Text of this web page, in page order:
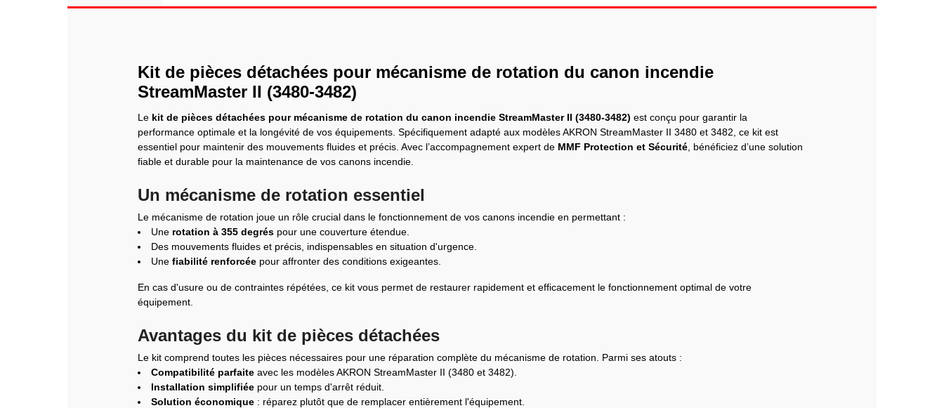
Kit de pièces détachées pour mécanisme de rotation du canon incendie
StreamMaster II (3480-3482)
Le kit de pièces détachées pour mécanisme de rotation du canon incendie StreamMaster II (3480-3482) est conçu pour garantir la
performance optimale et la longévité de vos équipements. Spécifiquement adapté aux modèles AKRON StreamMaster II 3480 et 3482, ce kit est
essentiel pour maintenir des mouvements fluides et précis. Avec l’accompagnement expert de MMF Protection et Sécurité , bénéficiez d’une solution
fiable et durable pour la maintenance de vos canons incendie.
Un mécanisme de rotation essentiel
Le mécanisme de rotation joue un rôle crucial dans le fonctionnement de vos canons incendie en permettant :
Une rotation à 355 degrés pour une couverture étendue.
Des mouvements fluides et précis, indispensables en situation d'urgence.
Une fiabilité renforcée pour affronter des conditions exigeantes.
En cas d'usure ou de contraintes répétées, ce kit vous permet de restaurer rapidement et efficacement le fonctionnement optimal de votre
équipement.
Avantages du kit de pièces détachées
Le kit comprend toutes les pièces nécessaires pour une réparation complète du mécanisme de rotation. Parmi ses atouts :
Compatibilité parfaite avec les modèles AKRON StreamMaster II (3480 et 3482).
Installation simplifiée pour un temps d'arrêt réduit.
Solution économique : réparez plutôt que de remplacer entièrement l'équipement.